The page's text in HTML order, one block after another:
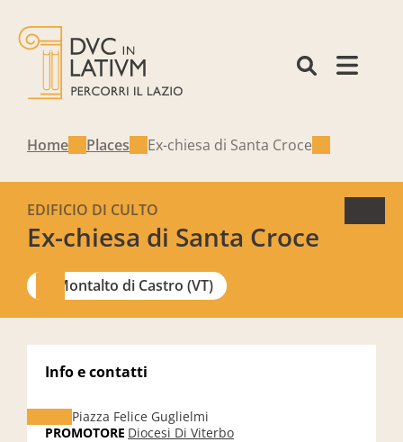
Home Places Ex-chiesa di Santa Croce
Ex-chiesa di Santa Croce
EDIFICIO DI CULTO
Montalto di Castro (VT)
Info e contatti
Piazza Felice Guglielmi
PROMOTORE Diocesi Di Viterbo